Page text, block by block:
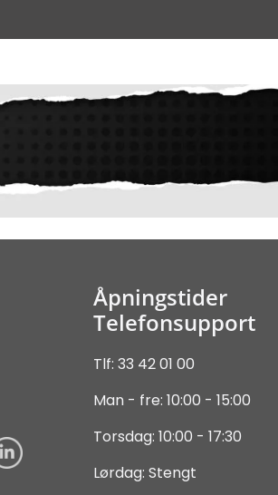
Åpningstider
Telefonsupport
Tlf: 33 42 01 00
Man - fre: 10:00 - 15:00
Torsdag: 10:00 - 17:30
Lørdag: Stengt